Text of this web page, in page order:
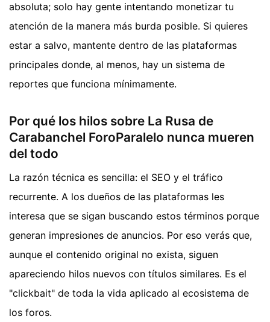
absoluta; solo hay gente intentando monetizar tu
atención de la manera más burda posible. Si quieres
estar a salvo, mantente dentro de las plataformas
principales donde, al menos, hay un sistema de
reportes que funciona mínimamente.
Por qué los hilos sobre La Rusa de
Carabanchel ForoParalelo nunca mueren
del todo
La razón técnica es sencilla: el SEO y el tráfico
recurrente. A los dueños de las plataformas les
interesa que se sigan buscando estos términos porque
generan impresiones de anuncios. Por eso verás que,
aunque el contenido original no exista, siguen
apareciendo hilos nuevos con títulos similares. Es el
"clickbait" de toda la vida aplicado al ecosistema de
los foros.